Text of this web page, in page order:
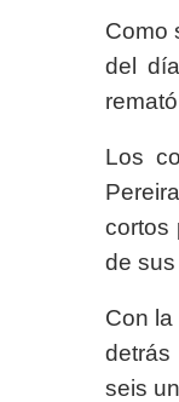
Como
del
Los
cortos
de
Con
seis